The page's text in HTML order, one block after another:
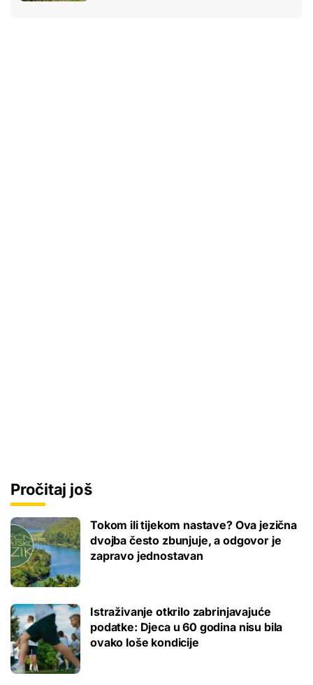
Pročitaj još
Tokom ili tijekom nastave? Ova jezična
dvojba često zbunjuje, a odgovor je
zapravo jednostavan
Istraživanje otkrilo zabrinjavajuće
podatke: Djeca u 60 godina nisu bila
ovako loše kondicije